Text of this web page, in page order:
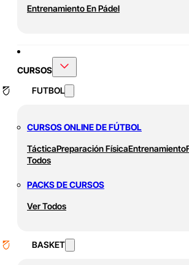
Entrenamiento En Pádel
CURSOS
FUTBOL
CURSOS ONLINE DE FÚTBOL
TácticaPreparación FísicaEntrenamiento
Todos
PACKS DE CURSOS
Ver Todos
BASKET